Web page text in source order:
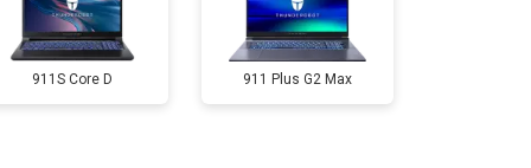
1200 ₽ Заказать
911S Core D 911 Plus G2 Max